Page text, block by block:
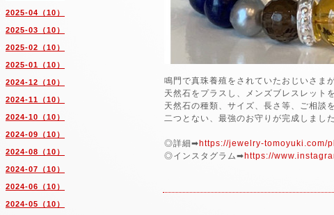
鳴門で真珠養殖をされていたおじいさま
天然石をプラスし、メンズブレスレット
天然石の種類、サイズ、長さ等、ご相談
二つとない、最強のお守りが完成しました
◎詳細➡https://jewelry-tomoyuki.com/
◎インスタグラム➡https://
2025-04（10）
2025-03（10）
2025-02（10）
2025-01（10）
2024-12（10）
2024-11（10）
2024-10（10）
2024-09（10）
2024-08（10）
2024-07（10）
2024-06（10）
2024-05（10）